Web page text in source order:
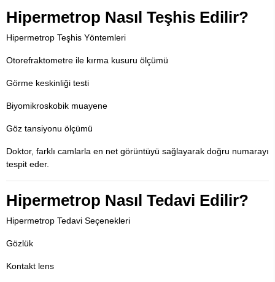
Hipermetrop Nasıl Teşhis Edilir?
Hipermetrop Teşhis Yöntemleri
Otorefraktometre ile kırma kusuru ölçümü
Görme keskinliği testi
Biyomikroskobik muayene
Göz tansiyonu ölçümü
Doktor, farklı camlarla en net görüntüyü sağlayarak doğru numarayı
tespit eder.
Hipermetrop Nasıl Tedavi Edilir?
Hipermetrop Tedavi Seçenekleri
Gözlük
Kontakt lens